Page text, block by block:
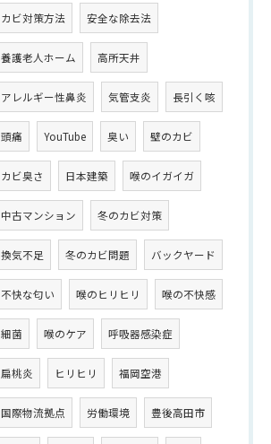
カビ対策方法 安全な除去法
養護老人ホーム 高所天井
アレルギー性鼻炎 気管支炎 長引く咳
頭痛 YouTube 臭い 壁のカビ
カビ臭さ 日本建築 喉のイガイガ
中古マンション 冬のカビ対策
換気不足 冬のカビ問題 バックヤード
不快な匂い 喉のヒリヒリ 喉の不快感
細菌 喉のケア 呼吸器感染症
扁桃炎 ヒリヒリ 福岡空港
国際物流拠点 労働環境 豊後高田市